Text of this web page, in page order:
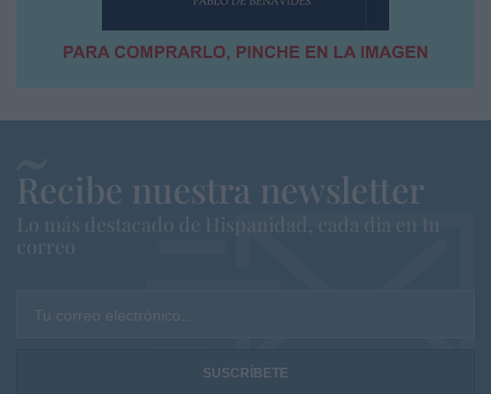
Recibe nuestra newsletter
Lo más destacado de Hispanidad, cada dia en tu
correo
Tu correo electrónico...